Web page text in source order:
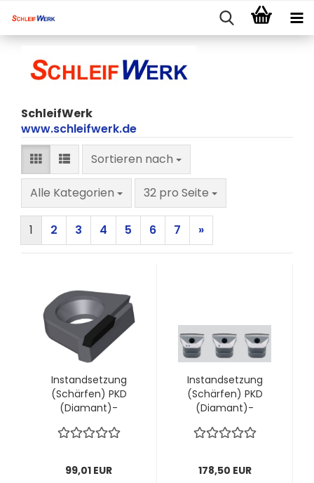
SchleifWerk
www.schleifwerk.de
Sortieren nach
Sortieren nach
Alle Kategorien 32 pro Seite
pro Seite
1 2 3 4 5 6 7 »
Instandsetzung
(Schärfen) PKD
(Diamant)-
"halbe Schneide"
Stück
99,01 EUR
Instandsetzung
(Schärfen) PKD
(Diamant)-
PRO "volle
VPE = 6 Stück
178,50 EUR